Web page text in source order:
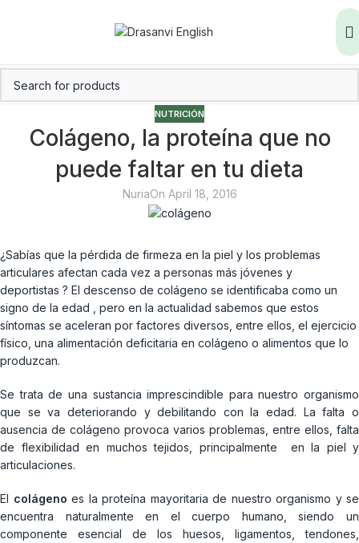
NUTRICIÓN
Colágeno, la proteína que no
puede faltar en tu dieta
NuriaOn April 18, 2016
¿Sabías que la pérdida de firmeza en la piel y los problemas
articulares afectan cada vez a personas más jóvenes y
deportistas ? El descenso de colágeno se identificaba como un
signo de la edad , pero en la actualidad sabemos que estos
síntomas se aceleran por factores diversos, entre ellos, el ejercicio
físico, una alimentación deficitaria en colágeno o alimentos que lo
produzcan.
Se trata de una sustancia imprescindible para nuestro organismo
que se va deteriorando y debilitando con la edad. La falta o
ausencia de colágeno provoca varios problemas, entre ellos, falta
de flexibilidad en muchos tejidos, principalmente en la piel y
articulaciones.
El colágeno es la proteína mayoritaria de nuestro organismo y se
encuentra naturalmente en el cuerpo humano, siendo un
componente esencial de los huesos, ligamentos, tendones,